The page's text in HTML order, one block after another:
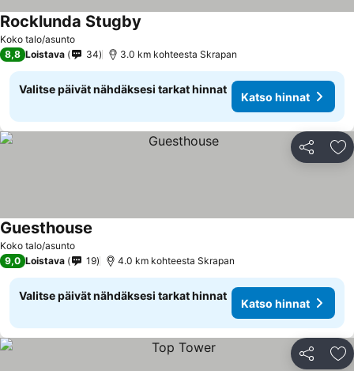
Koko talo/asunto
Rocklunda Stugby
8,8 Loistava 34 3.0 km kohteesta Skrapan
Valitse päivät nähdäksesi tarkat hinnat
Katso hinnat
Jaa
Koko talo/asunto
Guesthouse
9,0 Loistava 19 4.0 km kohteesta Skrapan
Valitse päivät nähdäksesi tarkat hinnat
Katso hinnat
Jaa